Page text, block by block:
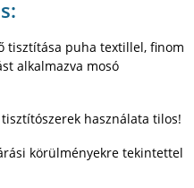
tisztítása puha textillel, finom
alkalmazva mosó
használata tilos!
körülményekre tekintettel